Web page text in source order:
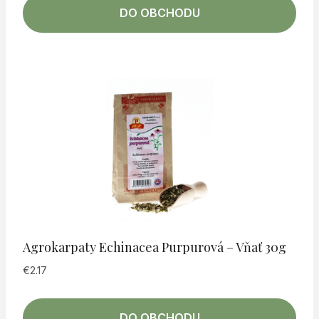
DO OBCHODU
Agrokarpaty Echinacea Purpurová – Vňať 30g
€2.17